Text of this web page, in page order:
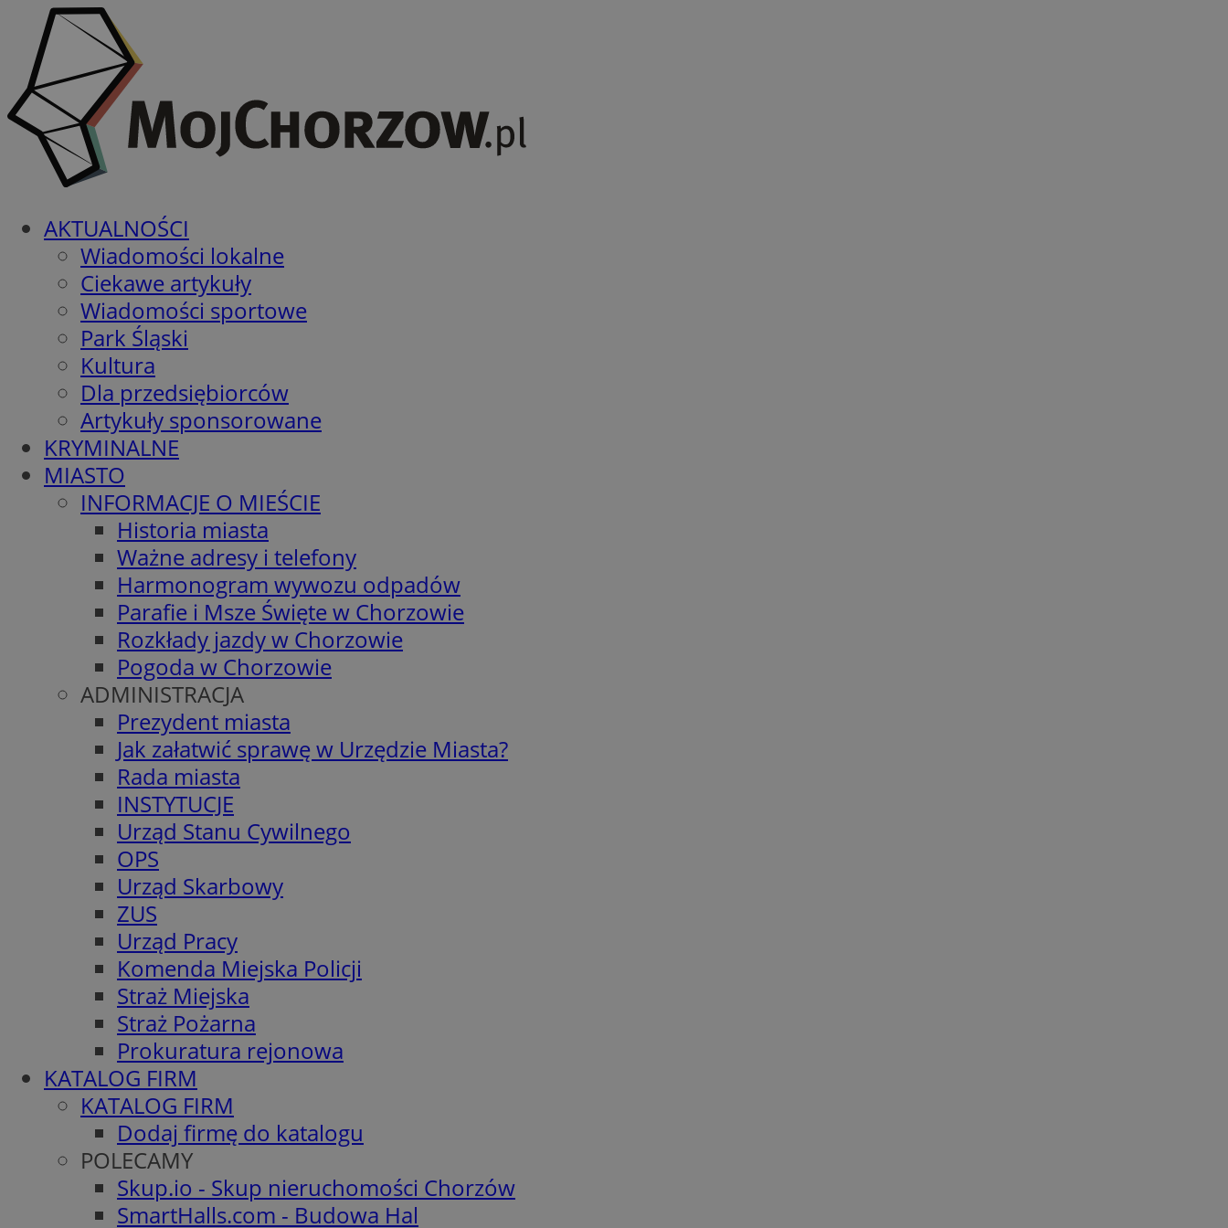
AKTUALNOŚCI
Wiadomości lokalne
Ciekawe artykuły
Wiadomości sportowe
Park Śląski
Kultura
Dla przedsiębiorców
Artykuły sponsorowane
KRYMINALNE
MIASTO
INFORMACJE O MIEŚCIE
Historia miasta
Ważne adresy i telefony
Harmonogram wywozu odpadów
Parafie i Msze Święte w Chorzowie
Rozkłady jazdy w Chorzowie
Pogoda w Chorzowie
ADMINISTRACJA
Prezydent miasta
Jak załatwić sprawę w Urzędzie Miasta?
Rada miasta
INSTYTUCJE
Urząd Stanu Cywilnego
OPS
Urząd Skarbowy
ZUS
Urząd Pracy
Komenda Miejska Policji
Straż Miejska
Straż Pożarna
Prokuratura rejonowa
KATALOG FIRM
KATALOG FIRM
Dodaj firmę do katalogu
POLECAMY
Skup.io - Skup nieruchomości Chorzów
SmartHalls.com - Budowa Hal